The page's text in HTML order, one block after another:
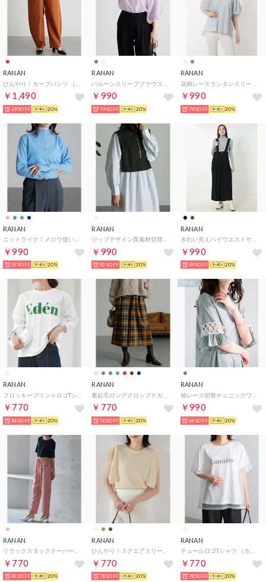
RANAN
￥1,490
69%OFF 20%
RANAN
￥990
79%OFF 20%
RANAN
￥990
79%OFF 20%
RANAN
￥990
55%OFF 20%
RANAN
￥990
83%OFF 20%
RANAN
きれい見えハイウエストサロペット （ブラック）
￥990
89%OFF 20%
RANAN
￥770
84%OFF 20%
RANAN
￥770
76%OFF 20%
RANAN
￥990
予約
66%OFF 20%
RANAN
￥770
81%OFF 20%
RANAN
￥770
78%OFF 20%
RANAN
￥770
78%OFF 20%